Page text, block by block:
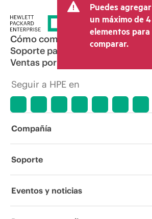
Puedes agregar
un máximo de 4
elementos para
comparar.
Cómo comprar
Soporte para productos
Ventas por correo electrónico
Seguir a HPE en
Compañía
Acerca de HPE
Soporte
Servicios de soporte operativo
Eventos y noticias
Eventos